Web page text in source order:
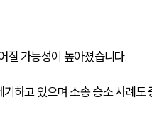
질 가능성이 높아졌습니다.
하고 있으며 소송 승소 사례도